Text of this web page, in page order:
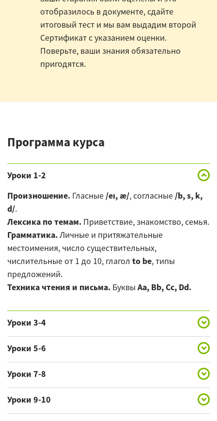
отобразилось в документе, сдайте
итоговый тест и мы вам выдадим второй
Сертификат с указанием оценки.
Поверьте, ваши знания обязательно
пригодятся.
Программа курса
Уроки 1-2
Произношение. Гласные /eı, æ/, согласные /b, s, k,
d/.
Лексика по темам. Приветствие, знакомство, семья.
Грамматика.Личные и притяжательные
местоимения, число существительных,
числительные от 1 до 10, глагол to be, типы
предложений.
Техника чтения и письма. Буквы Aa, Bb, Cc, Dd.
Уроки 3-4
/f, g, dʒ,
h/
Лексика по темам.
Грамматика.
Притяжательный падеж, модальный
глагол can, глагол
Техника чтения и письма.
Уроки 5-6
/dʒ,
k, l/
Лексика по темам.
окружающие предметы.
Уроки 7-8
/m, n,
ŋ, p/
Уроки 9-10